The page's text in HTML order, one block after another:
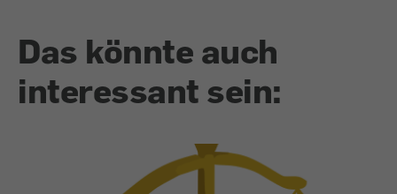
Das könnte auch
interessant sein: